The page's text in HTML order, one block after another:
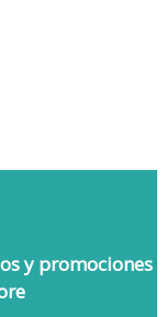
y promociones